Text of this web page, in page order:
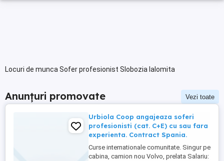
Locuri de munca Sofer profesionist Slobozia Ialomita
Anunțuri promovate Vezi toate
Urbiola Coop angajeaza soferi
profesionisti (cat. C+E) cu sau fara
experienta. Contract Spania.
Curse internationale comunitate. Singur pe
cabina, camion nou Volvo, prelata Salariu: